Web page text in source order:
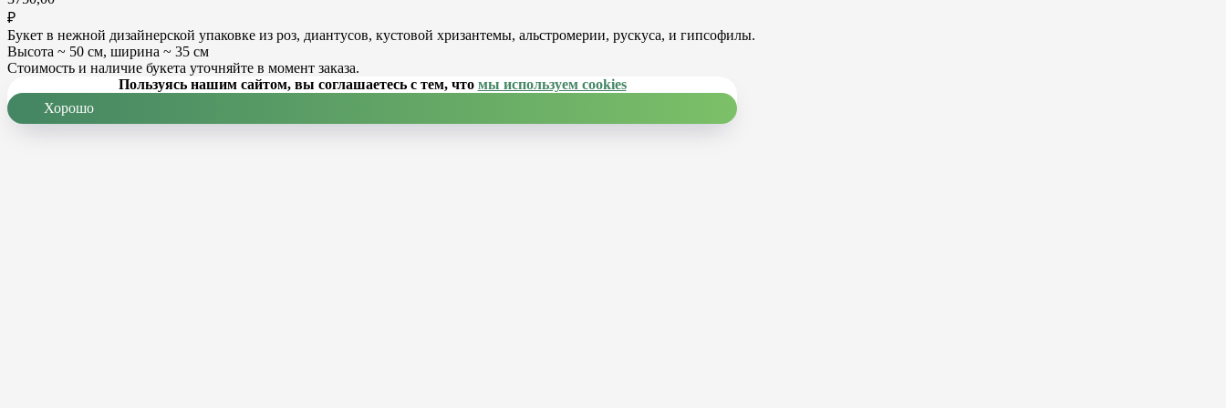
₽
Букет в нежной дизайнерской упаковке из роз, диантусов, кустовой хризантемы, альстромерии, рускуса, и гипсофилы.
Высота ~ 50 см, ширина ~ 35 см
Стоимость и наличие букета уточняйте в момент заказа.
Пользуясь нашим сайтом, вы соглашаетесь с тем, что мы используем cookies
Хорошо